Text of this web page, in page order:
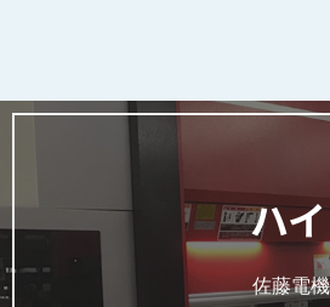
ハ
佐藤電